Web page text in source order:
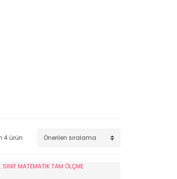
4 ürün